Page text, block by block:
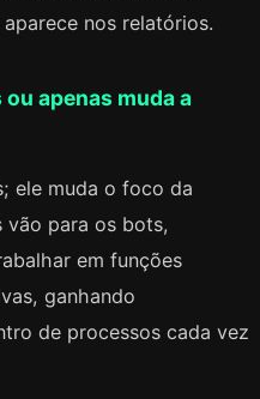
nos relatórios.
apenas muda a
ele muda o foco da
vão para os bots,
em funções
ganhando
de processos cada vez